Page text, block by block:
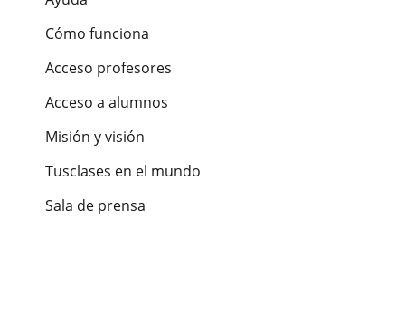
Cómo funciona
Acceso profesores
Acceso a alumnos
Misión y visión
Tusclases en el mundo
Sala de prensa